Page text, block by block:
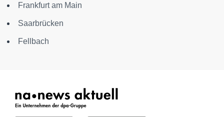
Frankfurt am Main
Saarbrücken
Fellbach